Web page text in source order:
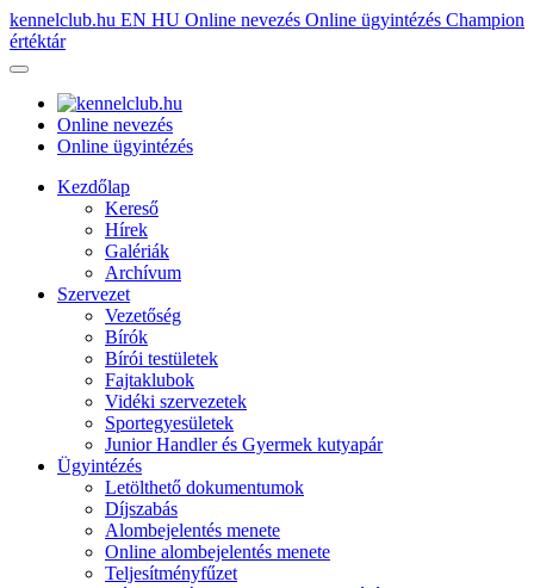
kennelclub.hu EN HU Online nevezés Online ügyintézés Champion
értéktár
Online nevezés
Online ügyintézés
Kezdőlap
Kereső
Hírek
Galériák
Archívum
Szervezet
Vezetőség
Bírók
Bírói testületek
Fajtaklubok
Vidéki szervezetek
Sportegyesületek
Junior Handler és Gyermek kutyapár
Ügyintézés
Letölthető dokumentumok
Díjszabás
Alombejelentés menete
Online alombejelentés menete
Teljesítményfűzet